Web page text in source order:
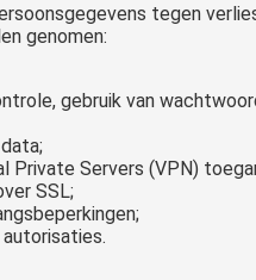
tegen
genomen:
gebruik van
Private Servers (VPN)
SSL;